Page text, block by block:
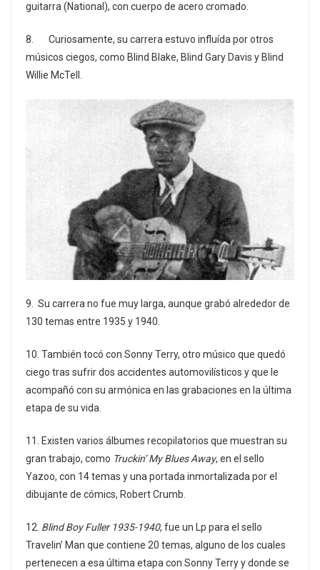
guitarra (National), con cuerpo de acero cromado.
8. Curiosamente, su carrera estuvo influída por otros
músicos ciegos, como Blind Blake, Blind Gary Davis y Blind
Willie McTell.
9. Su carrera no fue muy larga, aunque grabó alrededor de
130 temas entre 1935 y 1940.
10. También tocó con Sonny Terry, otro músico que quedó
ciego tras sufrir dos accidentes automovilísticos y que le
acompañó con su armónica en las grabaciones en la última
etapa de su vida.
11. Existen varios álbumes recopilatorios que muestran su
gran trabajo, como Truckin’ My Blues Away, en el sello
Yazoo, con 14 temas y una portada inmortalizada por el
dibujante de cómics, Robert Crumb.
12. Blind Boy Fuller 1935-1940, fue un Lp para el sello
Travelin’ Man que contiene 20 temas, alguno de los cuales
pertenecen a esa última etapa con Sonny Terry y donde se